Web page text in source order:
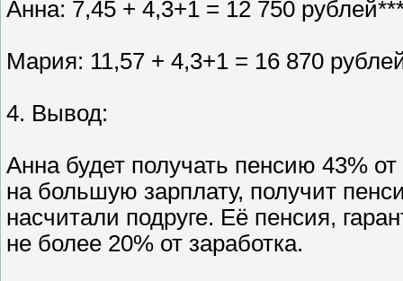
Анна: 7,45 + 4,3+1 = 12 750
Мария: 11,57 + 4,3+1 = 16 870
4. Вывод:
Анна будет получать пенсию 43%
на большую зарплату, получит
насчитали подруге. Её пенсия,
не более 20% от заработка.